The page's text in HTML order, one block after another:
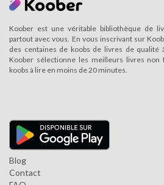
Koober est une véritable bibliothèque de
partout avec vous. En vous inscrivant sur
des centaines de koobs de livres de
Koober sélectionne les meilleurs livres non
koobs à lire en moins de 20 minutes.
Blog
Contact